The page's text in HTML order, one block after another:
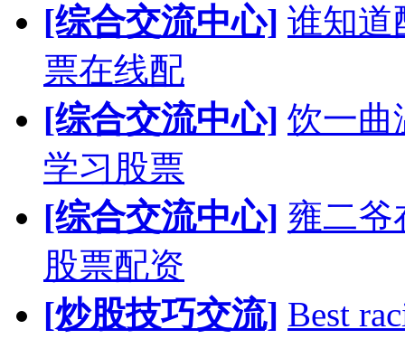
[综合交流中心] 谁知道
票在线配
[综合交流中心] 饮一曲
学习股票
[综合交流中心] 雍二爷
股票配资
[炒股技巧交流] Best